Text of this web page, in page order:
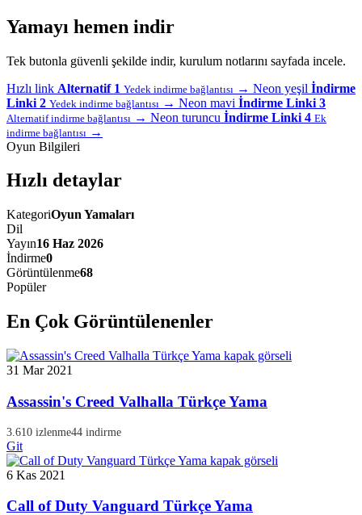
Yamayı hemen indir
Tek butonla güvenli şekilde indir, kurulum notlarını sayfada incele.
Hızlı link Alternatif 1 Yedek indirme bağlantısı → Neon yeşil İndirme
Linki 2 Yedek indirme bağlantısı → Neon mavi İndirme Linki 3
Alternatif indirme bağlantısı → Neon turuncu İndirme Linki 4 Ek
indirme bağlantısı →
Oyun Bilgileri
Hızlı detaylar
KategoriOyun Yamaları
Dil
Yayın16 Haz 2026
İndirme0
Görüntülenme68
Popüler
En Çok Görüntülenenler
31 Mar 2021
Assassin's Creed Valhalla Türkçe Yama
3.610 izlenme44 indirme
Git
6 Kas 2021
Call of Duty Vanguard Türkçe Yama